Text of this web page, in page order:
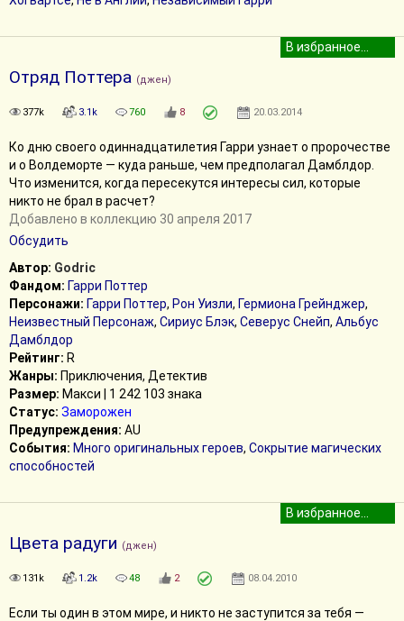
Отряд Поттера (джен)
377k 3.1k 760 8 20.03.2014
Ко дню своего одиннадцатилетия Гарри узнает о пророчестве
и о Волдеморте — куда раньше, чем предполагал Дамблдор.
Что изменится, когда пересекутся интересы сил, которые
никто не брал в расчет?
Добавлено в коллекцию 30 апреля 2017
Обсудить
Автор: Godric
Фандом: Гарри Поттер
Персонажи: Гарри Поттер, Рон Уизли, Гермиона Грейнджер,
Неизвестный Персонаж, Сириус Блэк, Северус Снейп, Альбус
Дамблдор
Рейтинг: R
Жанры: Приключения, Детектив
Размер: Макси | 1 242 103 знака
Статус: Заморожен
Предупреждения: AU
События: Много оригинальных героев, Сокрытие магических
способностей
Цвета радуги (джен)
131k 1.2k 48 2 08.04.2010
Если ты один в этом мире, и никто не заступится за тебя —